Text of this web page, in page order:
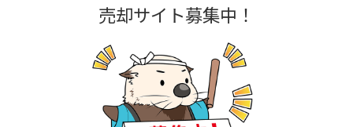
売却サイト募集中！